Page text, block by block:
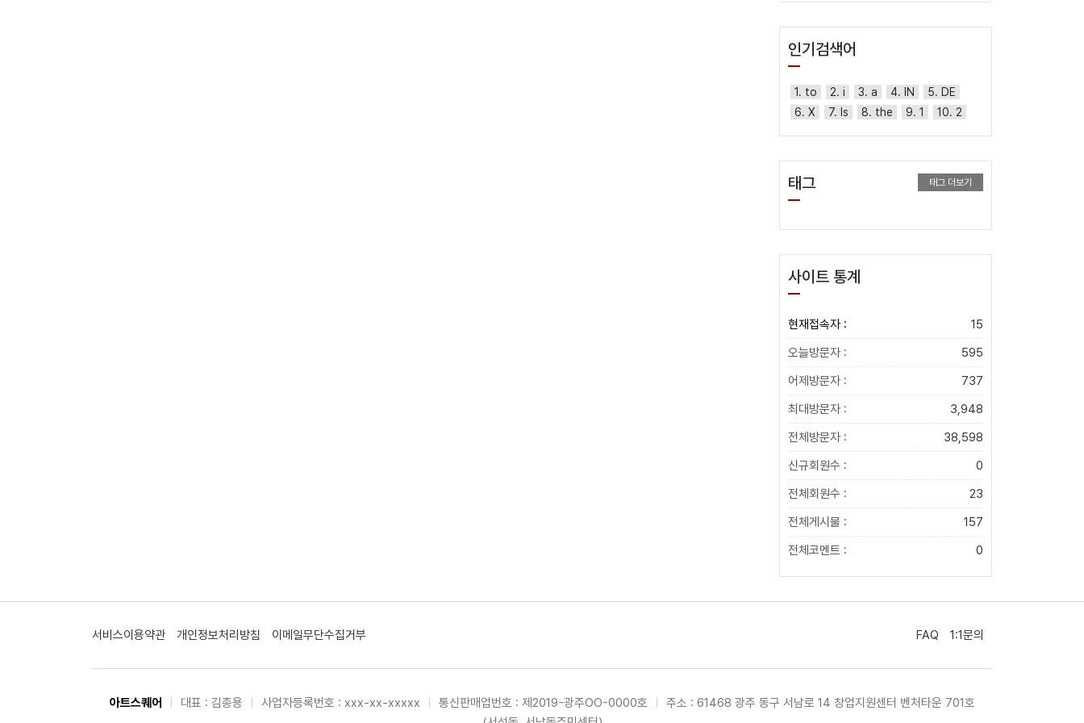
인기검색어
1. to 2. i 3. a 4. IN
5. DE
6. X
7. Is 8. the 9. 1 10. 2
태그 태그 더보기
사이트 통계
현재접속자 :
15
오늘방문자 :
595
어제방문자 :
737
최대방문자 :
3,948
전체방문자 :
38,598
신규회원수 :
0
전체회원수 :
23
전체게시물 :
157
전체코멘트 :
0
서비스이용약관 개인정보처리방침 이메일무단수집거부 FAQ 1:1문의
아트스퀘어 대표 : 김종용 사업자등록번호 : xxx-xx-xxxxx 통신판매업번호 : 제2019-광주OO-0000호
주소 : 61468 광주 동구 서남로 14 창업지원센터 벤처타운 701호